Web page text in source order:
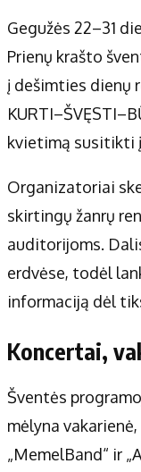
Gegužės 22–31
Prienų krašto
į dešimties dienų
kvietimą susitikti
Organizatoriai
skirtingų žanrų
auditorijoms.
erdvėse, todėl
informaciją dėl
Koncertai,
Šventės
mėlyna
„MemelBand“ ir